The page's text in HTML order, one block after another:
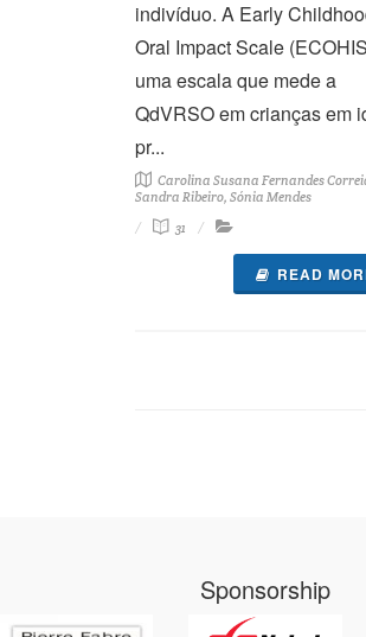
indivíduo. A Early
Oral Impact Scale
uma escala que mede a
QdVRSO em crianças em
pr...
Carolina Susana Fernandes
Sandra Ribeiro, Sónia Mendes
31
READ
Sponsorship